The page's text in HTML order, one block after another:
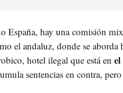
España, hay una comisión
el andaluz, donde se aborda
hotel ilegal que está en
sentencias en contra,